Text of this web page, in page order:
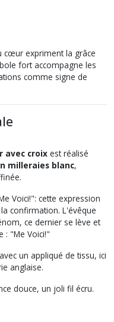
cœur expriment la grâce
fort accompagne les
comme signe de
avec croix est réalisé
milleraies blanc,
Voici!": cette expression
confirmation. L'évêque
ce dernier se lève et
: "Me Voici!"
un appliqué de tissu, ici
anglaise.
douce, un joli fil écru.